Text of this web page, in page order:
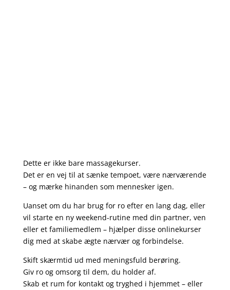
Dette er ikke bare massagekurser.
Det er en vej til at sænke tempoet, være nærværende
– og mærke hinanden som mennesker igen.
Uanset om du har brug for ro efter en lang dag, eller
vil starte en ny weekend-rutine med din partner, ven
eller et familiemedlem – hjælper disse onlinekurser
dig med at skabe ægte nærvær og forbindelse.
Skift skærmtid ud med meningsfuld berøring.
Giv ro og omsorg til dem, du holder af.
Skab et rum for kontakt og tryghed i hjemmet – eller